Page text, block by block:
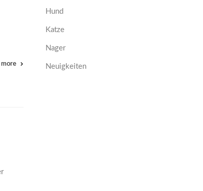
more
Hund
Katze
Nager
Neuigkeiten